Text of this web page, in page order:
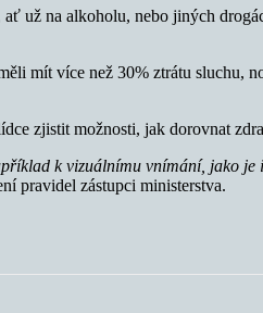
už na alkoholu, nebo jiných
mít více než 30% ztrátu sluchu,
zjistit možnosti, jak dorovnat
k vizuálnímu vnímání, jako je
pravidel zástupci ministerstva.